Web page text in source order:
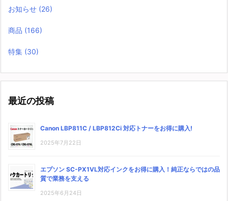
お知らせ (26)
商品 (166)
特集 (30)
最近の投稿
Canon LBP811C / LBP812Ci 対応トナーをお得に購入!
2025年7月22日
エプソン SC-PX1VL対応インクをお得に購入！純正ならではの品
質で業務を支える
2025年6月24日